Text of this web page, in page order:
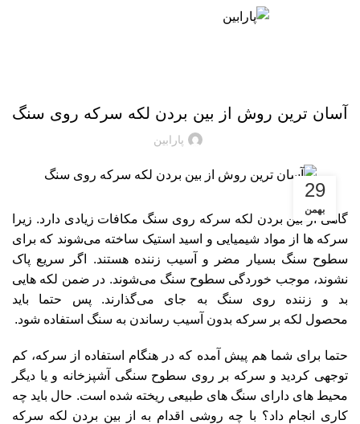
آسان ترین روش از بین بردن لکه سرکه روی سنگ
پارابین
29
بهمن
گاهی از بین بردن لکه سرکه روی سنگ مکافات زیادی دارد. زیرا
سرکه ها از مواد شیمیایی و اسید استیک ساخته می‌شوند که برای
سطوح سنگ بسیار مضر و آسیب زننده هستند. اگر سریع پاک
نشوند، موجب خوردگی سطوح سنگ می‌شوند. در ضمن لکه هایی
بد و زننده روی سنگ به جای می‌گذارند. پس حتما باید
محصول لکه بر سرکه بدون آسیب رساندن به سنگ استفاده شود.
حتما برای شما هم پیش آمده که در هنگام استفاده از سرکه، کم
توجهی کردید و سرکه بر روی سطوح سنگی آشپزخانه و یا دیگر
محیط های دارای سنگ های طبیعی ریخته شده است. حال باید چه
کاری انجام داد؟ با چه روشی اقدام به از بین بردن لکه سرکه